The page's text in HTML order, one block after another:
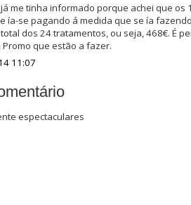
já me tinha informado porque achei que os
ía-se pagando á medida que se ía
dos 24 tratamentos, ou seja, 468€. É
que estão a fazer.
11:07
espectaculares